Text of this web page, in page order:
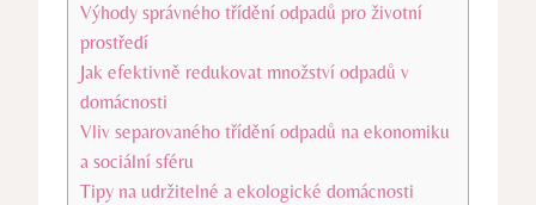
Výhody správného třídění ​odpadů pro životní
prostředí
Jak efektivně redukovat množství odpadů v
domácnosti
Vliv separovaného⁤ třídění odpadů na ekonomiku
a sociální sféru
Tipy ⁣na​ udržitelné‍ a ekologické‍ domácnosti